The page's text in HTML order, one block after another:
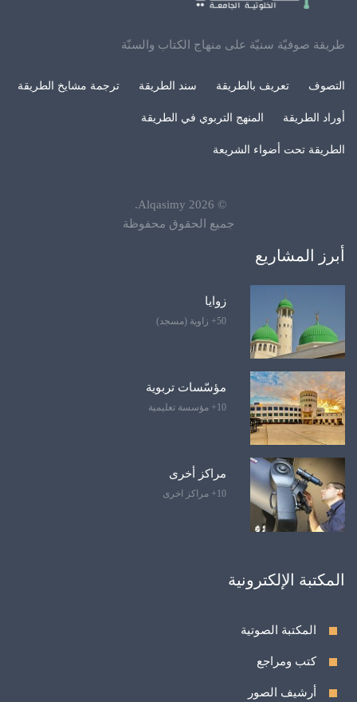
طريقة صوفيّة سنيّة على منهاج الكتاب والسنّة
التصوف تعريف بالطريقة سند الطريقة ترجمة مشايخ الطريقة
أوراد الطريقة المنهج التربوي في الطريقة
الطريقة تحت أضواء الشريعة
©
2026
Alqasimy
.
جميع الحقوق محفوظة
أبرز المشاريع
زوايا
50+ زاوية (مسجد)
مؤسّسات تربوية
10+ مؤسسة تعليمية
مراكز أخرى
10+ مراكز اخرى
المكتبة الإلكترونية
المكتبة الصوتية
كتب ومراجع
أرشيف الصور